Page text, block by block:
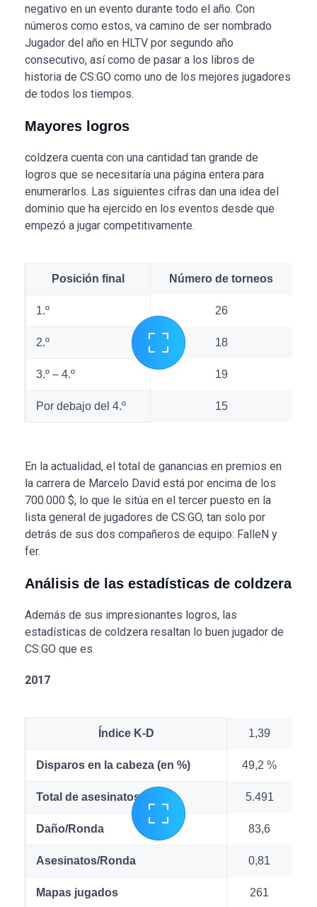
negativo en un evento durante todo el año. Con
números como estos, va camino de ser nombrado
Jugador del año en HLTV por segundo año
consecutivo, así como de pasar a los libros de
historia de CS:GO como uno de los mejores jugadores
de todos los tiempos.
Mayores logros
coldzera cuenta con una cantidad tan grande de
logros que se necesitaría una página entera para
enumerarlos. Las siguientes cifras dan una idea del
dominio que ha ejercido en los eventos desde que
empezó a jugar competitivamente.
Posición final Número de torneos
1.º 26
2.º 18
3.º – 4.º 19
Por debajo del 4.º 15
En la actualidad, el total de ganancias en premios en
la carrera de Marcelo David está por encima de los
700.000 $, lo que le sitúa en el tercer puesto en la
lista general de jugadores de CS:GO, tan solo por
detrás de sus dos compañeros de equipo: FalleN y
fer.
Análisis de las estadísticas de coldzera
Además de sus impresionantes logros, las
estadísticas de coldzera resaltan lo buen jugador de
CS:GO que es.
2017
Índice K-D 1,39
Disparos en la cabeza (en %) 49,2 %
Total de asesinatos 5.491
Daño/Ronda 83,6
Asesinatos/Ronda 0,81
Mapas jugados 261